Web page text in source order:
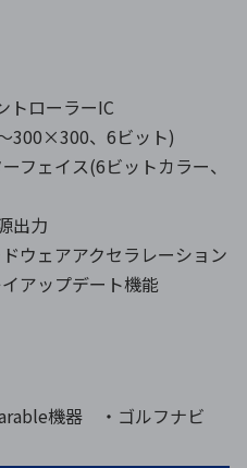
トローラーIC
300×300、6ビット)
フェイス(6ビットカラー、
出力
ウェアアクセラレーション
アップデート機能
機器 ・ゴルフナビ